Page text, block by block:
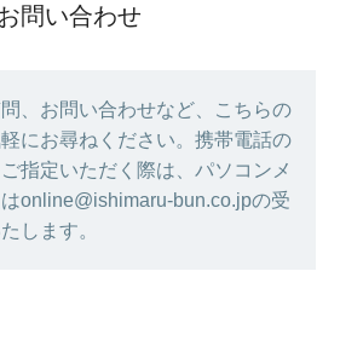
お問い合わせ
、お問い合わせなど、こちらの
にお尋ねください。携帯電話の
指定いただく際は、パソコンメ
online@ishimaru-bun.co.jpの受
します。